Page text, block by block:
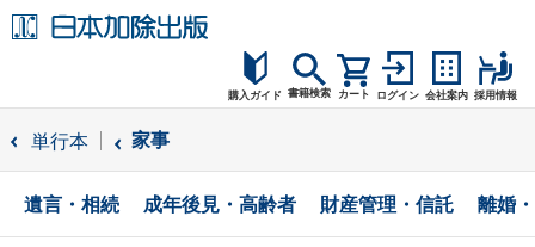
購入ガイド
購入ガイド
読者サポート
書籍検索 カート ログイン 会社案内 採用情報
単行本 家事
遺言・相続 成年後見・高齢者 財産管理・信託 離婚